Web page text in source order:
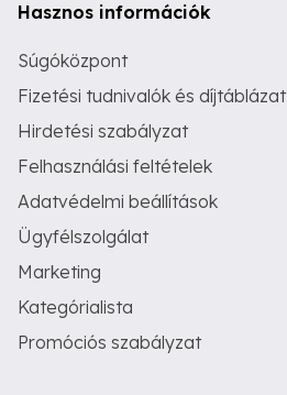
Hasznos információk
Súgóközpont
Fizetési tudnivalók és díjtáblázat
Hirdetési szabályzat
Felhasználási feltételek
Adatvédelmi beállítások
Ügyfélszolgálat
Marketing
Kategórialista
Promóciós szabályzat